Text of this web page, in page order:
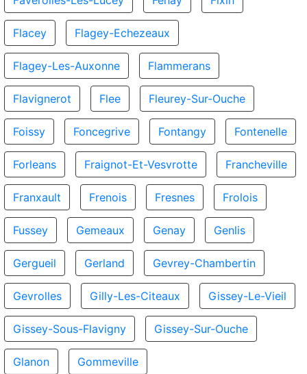
Flacey Flagey-Echezeaux
Flagey-Les-Auxonne Flammerans
Flavignerot Flee Fleurey-Sur-Ouche
Foissy Foncegrive Fontangy Fontenelle
Forleans Fraignot-Et-Vesvrotte Francheville
Franxault Frenois Fresnes Frolois
Fussey Gemeaux Genay Genlis
Gergueil Gerland Gevrey-Chambertin
Gevrolles Gilly-Les-Citeaux Gissey-Le-Vieil
Gissey-Sous-Flavigny Gissey-Sur-Ouche
Glanon Gommeville